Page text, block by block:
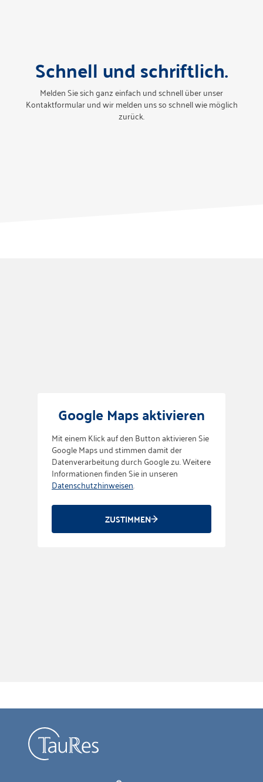
Schnell und schriftlich.
Melden Sie sich ganz einfach und schnell über unser
Kontaktformular und wir melden uns so schnell wie möglich
zurück.
Google Maps aktivieren
Mit einem Klick auf den Button aktivieren Sie
Google Maps und stimmen damit der
Datenverarbeitung durch Google zu. Weitere
Informationen finden Sie in unseren
Datenschutzhinweisen.
ZUSTIMMEN